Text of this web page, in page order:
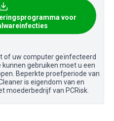
voor
of uw computer geïnfecteerd
gebruiken moet u een
Beperkte proefperiode van
is eigendom van en
moederbedrijf van PCRisk.